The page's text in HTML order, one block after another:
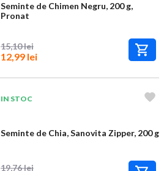
Seminte de Chimen Negru, 200 g,
Pronat
15,10 lei
12,99 lei
IN STOC
Seminte de Chia, Sanovita Zipper, 200 g
19,76 lei